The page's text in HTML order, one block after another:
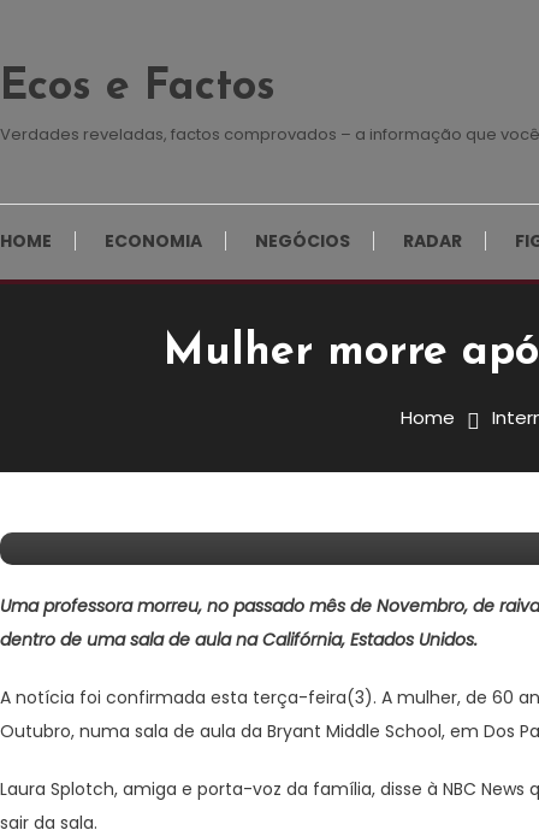
Content
Ecos e Factos
Verdades reveladas, factos comprovados – a informação que
HOME ECONOMIA NEGÓCIOS RADAR
Mulher morre
Home
Uma professora morreu, no passado mês de Novembro, de
dentro de uma sala de aula na Califórnia, Estados Unidos.
A notícia foi confirmada esta terça-feira(3). A mulher, de 60
Outubro, numa sala de aula da Bryant Middle School, em Dos
Laura Splotch, amiga e porta-voz da família, disse à NBC
sair da sala.